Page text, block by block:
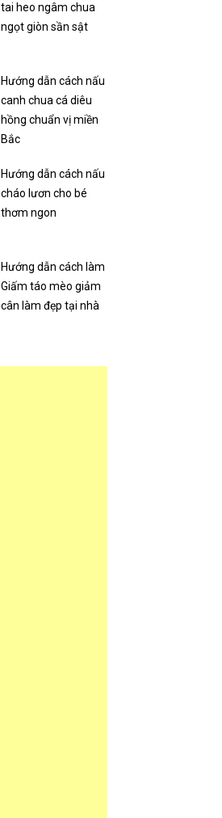
tai heo ngâm chua
ngọt giòn sần sật
Hướng dẫn cách nấu
canh chua cá diêu
hồng chuẩn vị miền
Bắc
Hướng dẫn cách nấu
cháo lươn cho bé
thơm ngon
Hướng dẫn cách làm
Giấm táo mèo giảm
cân làm đẹp tại nhà